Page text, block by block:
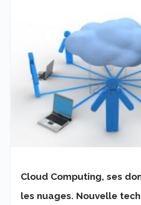
Cloud Computing, ses
les nuages. Nouvelle